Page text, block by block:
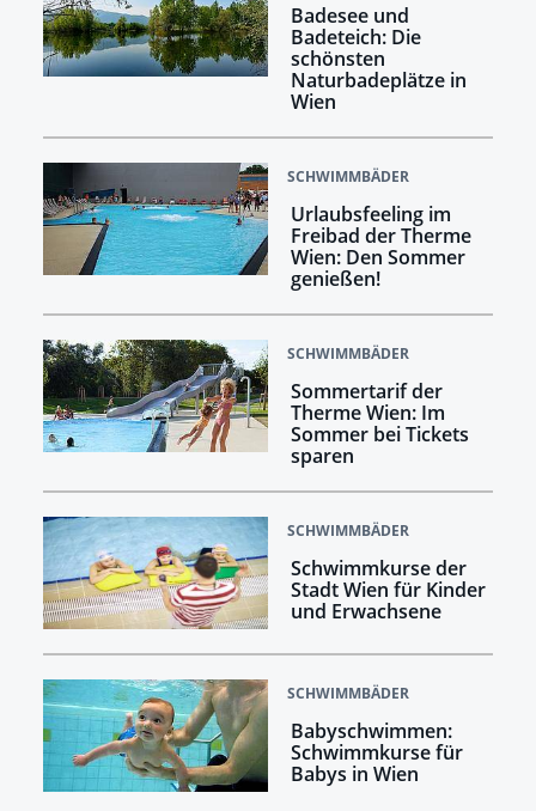
Badesee und
Badeteich: Die
schönsten
Naturbadeplätze in
Wien
SCHWIMMBÄDER
Urlaubsfeeling im
Freibad der Therme
Wien: Den Sommer
genießen!
SCHWIMMBÄDER
Sommertarif der
Therme Wien: Im
Sommer bei Tickets
sparen
SCHWIMMBÄDER
Schwimmkurse der
Stadt Wien für Kinder
und Erwachsene
SCHWIMMBÄDER
Babyschwimmen:
Schwimmkurse für
Babys in Wien